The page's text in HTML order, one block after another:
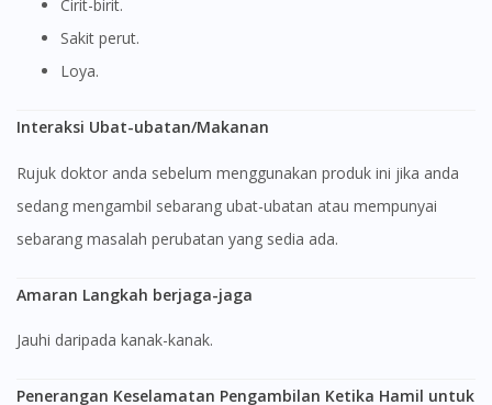
Visit DoctorOnCall Singapore
You seem to be shopping from Singapore
You are currently on DoctorOnCall.com.my, our Malaysian
Cirit-birit.
Sakit perut.
Loya.
Interaksi Ubat-ubatan/Makanan
Rujuk doktor anda sebelum menggunakan produk ini jika anda
sedang mengambil sebarang ubat-ubatan atau mempunyai
sebarang masalah perubatan yang sedia ada.
Amaran Langkah berjaga-jaga
Jauhi daripada kanak-kanak.
Penerangan Keselamatan Pengambilan Ketika Hamil untuk